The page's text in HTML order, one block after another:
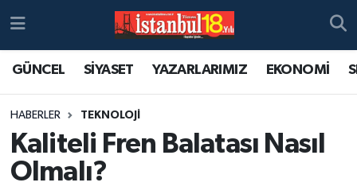
GÜNCEL SİYASET YAZARLARIMIZ EKONOMİ
HABERLER TEKNOLOJİ
Kaliteli Fren Balatası Nasıl
Olmalı?